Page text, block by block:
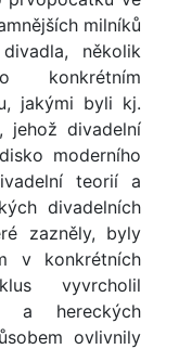
milníků
několik
konkrétním
jakými byli kj.
jehož divadelní
moderního
teorií a
divadelních
zazněly, byly
v konkrétních
vyvrcholil
a hereckých
ovlivnily